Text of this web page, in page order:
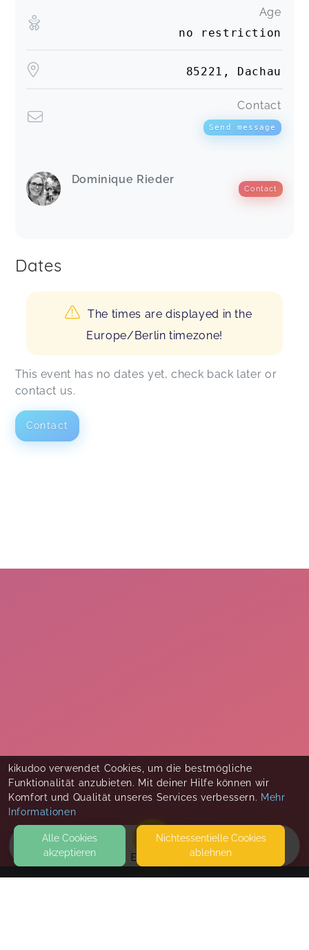
EVENTS
Age
no restriction
85221, Dachau
Contact
Send message
Dominique Rieder
Contact
Dates
The times are displayed in the
Europe/Berlin timezone!
This event has no dates yet, check back later or
contact us.
Contact
kikudoo verwendet Cookies, um die bestmögliche
Funktionalität anzubieten. Mit deiner Hilfe können wir
Komfort und Qualität unseres Services verbessern. Mehr
Informationen
Alle Cookies
akzeptieren
Nicht­essentielle Cookies
ablehnen